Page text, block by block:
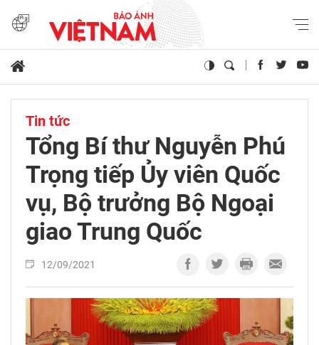
Tin tức
Tổng Bí thư Nguyễn Phú
Trọng tiếp Ủy viên Quốc
vụ, Bộ trưởng Bộ Ngoại
giao Trung Quốc
12/09/2021